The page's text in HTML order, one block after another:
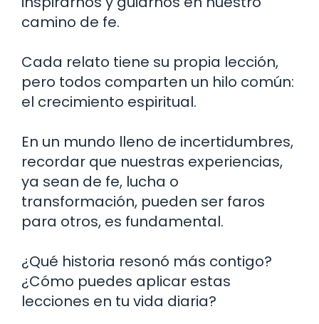
camino de fe.
Cada relato tiene su propia lección,
pero todos comparten un hilo común:
el crecimiento espiritual.
En un mundo lleno de incertidumbres,
recordar que nuestras experiencias,
ya sean de fe, lucha o
transformación, pueden ser faros
para otros, es fundamental.
¿Qué historia resonó más contigo?
¿Cómo puedes aplicar estas
lecciones en tu vida diaria?